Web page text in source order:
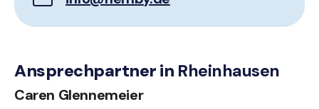
Ansprechpartner in Rheinhausen
Caren Glennemeier